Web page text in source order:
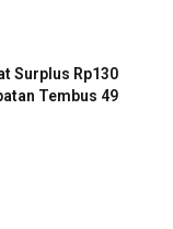
Surplus Rp130
Tembus 49